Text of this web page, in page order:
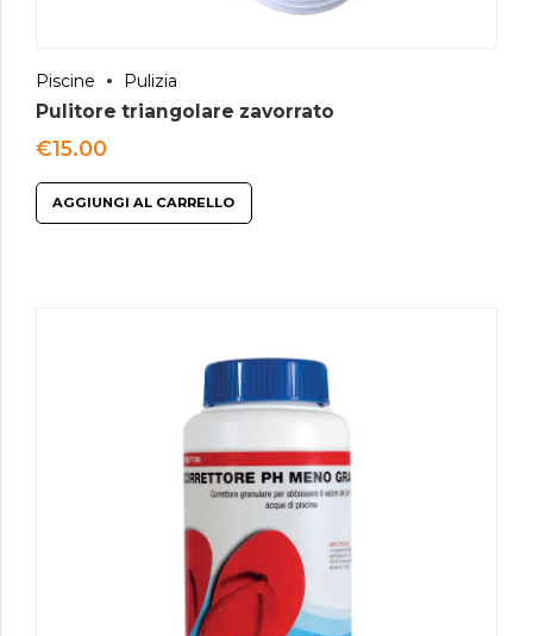
Piscine Pulizia
Pulitore triangolare zavorrato
€15.00
AGGIUNGI AL CARRELLO